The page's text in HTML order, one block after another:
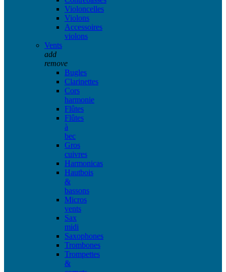
Violoncelles
Violons
Accessoires
violons
Vents
add
remove
Bugles
Clarinettes
Cors
harmonie
Flûtes
Flûtes
à
bec
Gros
cuivres
Harmonicas
Hautbois
&
bassons
Micros
vents
Sax
midi
Saxophones
Trombones
Trompettes
&